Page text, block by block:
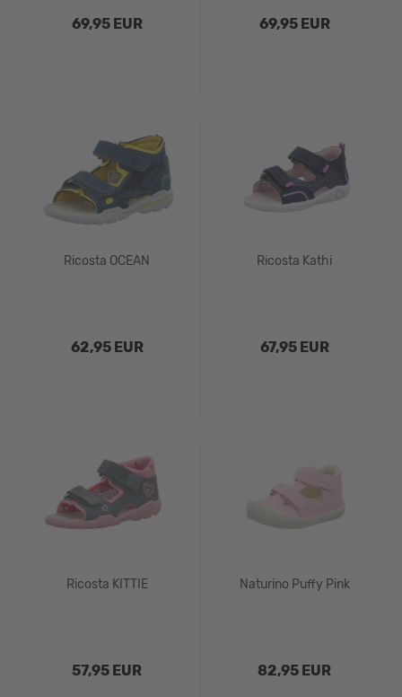
69,95 EUR 69,95 EUR
Ricosta OCEAN
62,95 EUR
Ricosta Kathi
67,95 EUR
Ricosta KITTIE
57,95 EUR
Naturino Puffy Pink
82,95 EUR